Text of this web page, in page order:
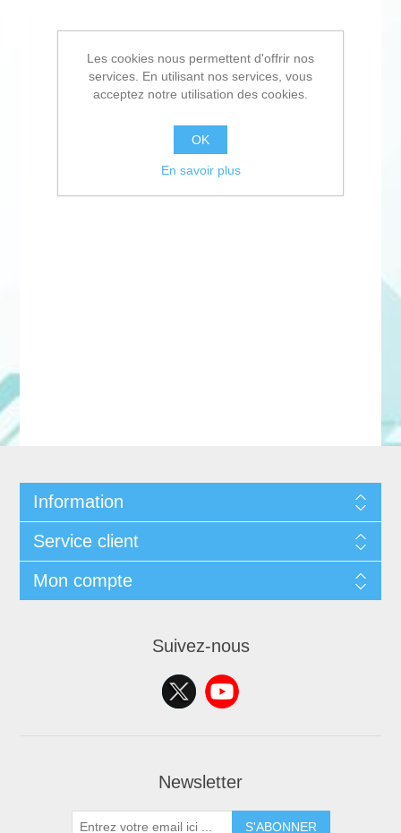
Information
Service client
Mon compte
Suivez-nous
Newsletter
S'ABONNER
Les cookies nous permettent d'offrir nos
services. En utilisant nos services, vous
acceptez notre utilisation des cookies.
OK
En savoir plus